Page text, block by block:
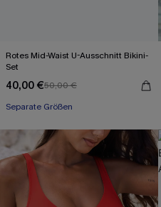
Rotes Mid-Waist U-Ausschnitt Bikini-
Set
40,00 €50,00 €
Separate Größen